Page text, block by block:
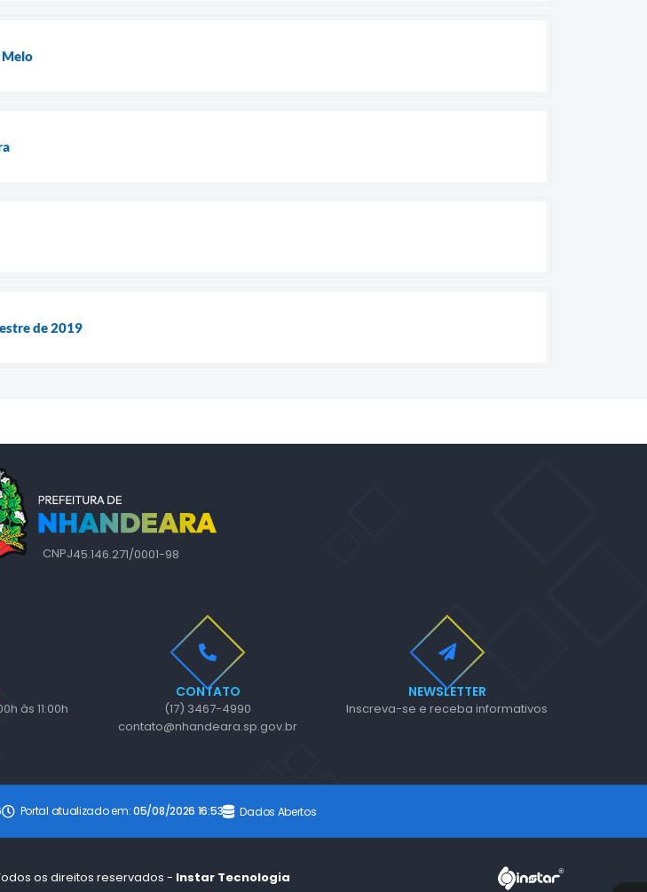
Melo
de 2019
CONTATO
(17) 3467-4990
contato@nhandeara.sp.gov.br
às 11:00h
CNPJ45.146.271/0001-98
NEWSLETTER
Inscreva-se e receba informativos
Portal atualizado em:05/08/2026 16:53 Dados Abertos
os direitos reservados - Instar Tecnologia